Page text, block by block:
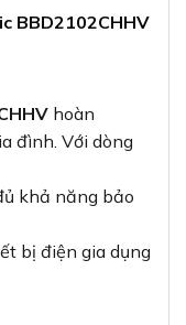
BBD2102CHHV
hoàn
đình. Với dòng
khả năng bảo
bị điện gia dụng